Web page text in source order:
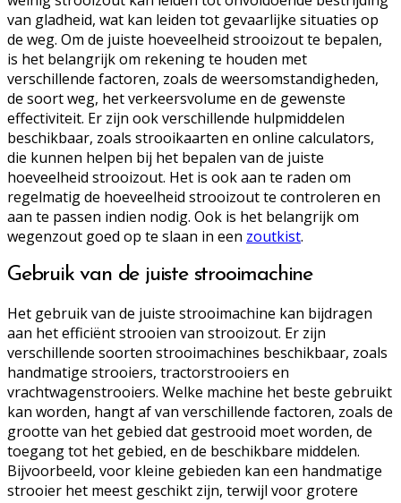
van gladheid, wat kan leiden tot gevaarlijke situaties op
de weg. Om de juiste hoeveelheid strooizout te bepalen,
is het belangrijk om rekening te houden met
verschillende factoren, zoals de weersomstandigheden,
de soort weg, het verkeersvolume en de gewenste
effectiviteit. Er zijn ook verschillende hulpmiddelen
beschikbaar, zoals strooikaarten en online calculators,
die kunnen helpen bij het bepalen van de juiste
hoeveelheid strooizout. Het is ook aan te raden om
regelmatig de hoeveelheid strooizout te controleren en
aan te passen indien nodig. Ook is het belangrijk om
wegenzout goed op te slaan in een zoutkist.
Gebruik van de juiste strooimachine
Het gebruik van de juiste strooimachine kan bijdragen
aan het efficiënt strooien van strooizout. Er zijn
verschillende soorten strooimachines beschikbaar, zoals
handmatige strooiers, tractorstrooiers en
vrachtwagenstrooiers. Welke machine het beste gebruikt
kan worden, hangt af van verschillende factoren, zoals de
grootte van het gebied dat gestrooid moet worden, de
toegang tot het gebied, en de beschikbare middelen.
Bijvoorbeeld, voor kleine gebieden kan een handmatige
strooier het meest geschikt zijn, terwijl voor grotere